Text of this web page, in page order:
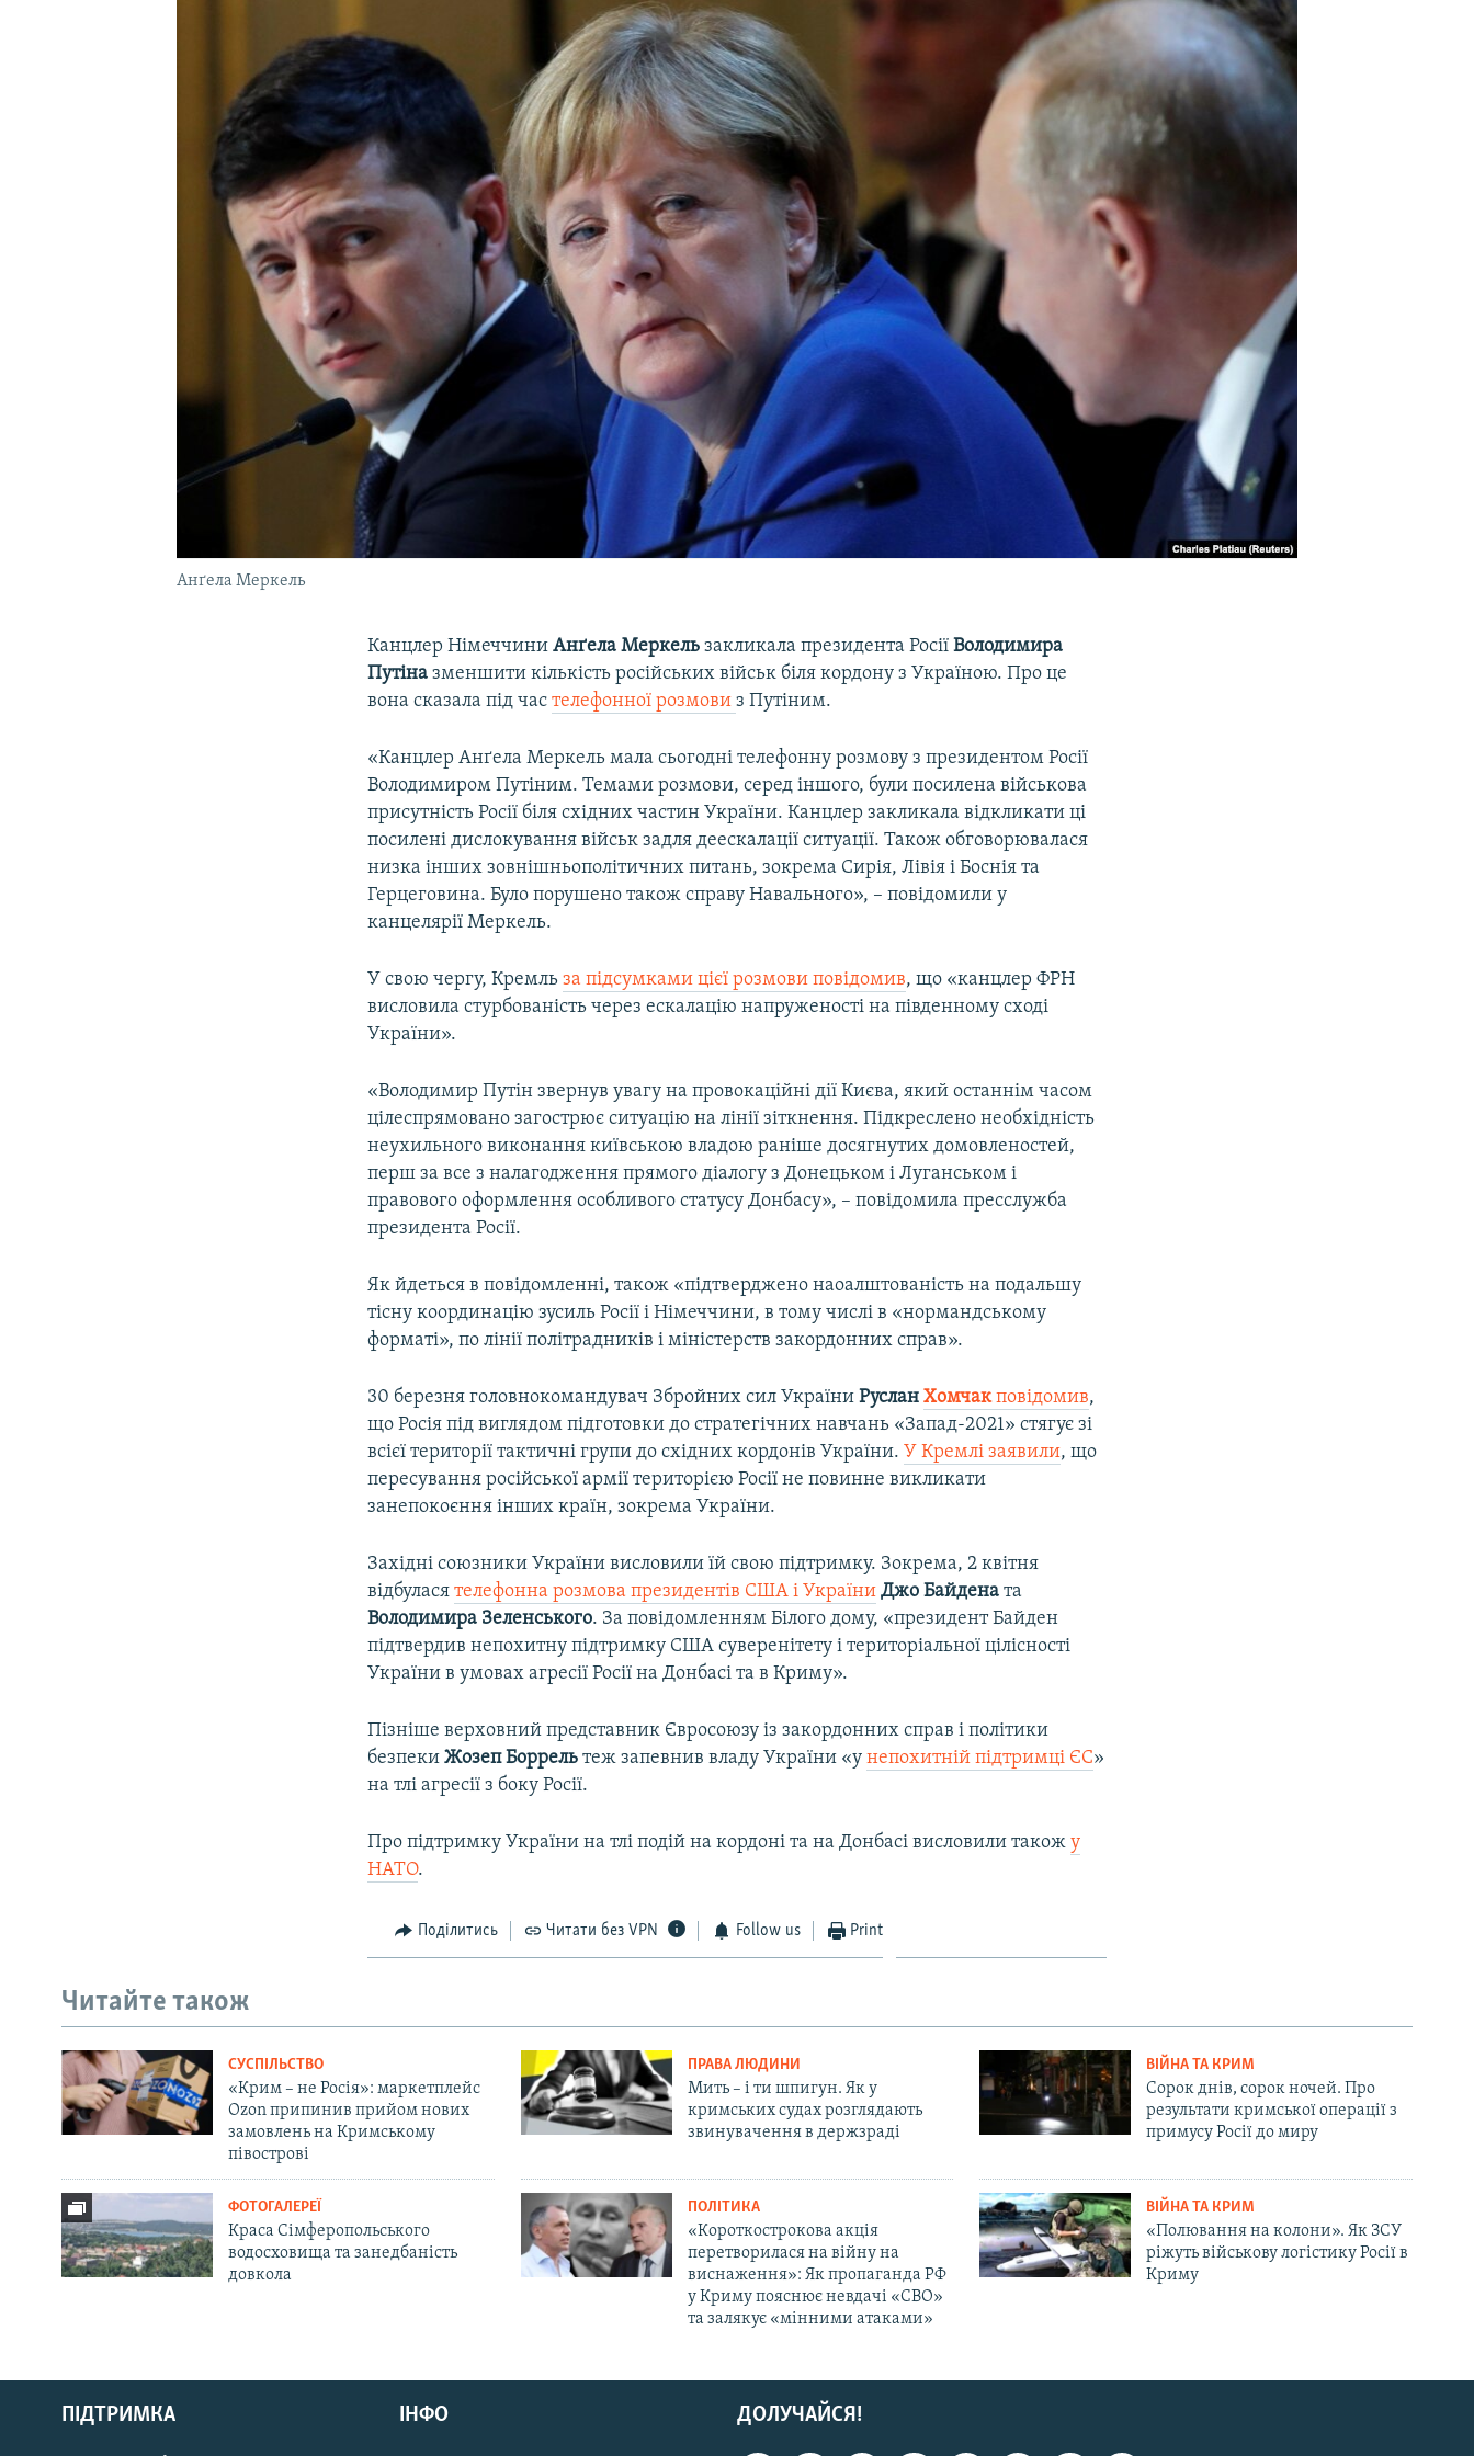
Русский
Qırımtatar
Анґела Меркель
Канцлер НімеччиниАнґела Меркель закликала президента РосіїВолодимира
Путіна зменшити кількість російських військ біля кордону з Україною. Про це
вона сказала під частелефонної розмовиз Путіним.
«Канцлер Анґела Меркель мала сьогодні телефонну розмову з президентом Росії
Володимиром Путіним. Темами розмови, серед іншого, були посилена військова
присутність Росії біля східних частин України. Канцлер закликала відкликати ці
посилені дислокування військ задля деескалації ситуації. Також обговорювалася
низка інших зовнішньополітичних питань, зокрема Сирія, Лівія і Боснія та
Герцеговина. Було порушено також справу Навального», – повідомили у
канцелярії Меркель.
У свою чергу, Кремльза підсумками цієї розмови повідомив, що «канцлер ФРН
висловила стурбованість через ескалацію напруженості на південному сході
України».
«Володимир Путін звернув увагу на провокаційні дії Києва, який останнім часом
цілеспрямовано загострює ситуацію на лінії зіткнення. Підкреслено необхідність
неухильного виконання київською владою раніше досягнутих домовленостей,
перш за все з налагодження прямого діалогу з Донецьком і Луганськом і
правового оформлення особливого статусу Донбасу», – повідомила пресслужба
президента Росії.
Як йдеться в повідомленні, також «підтверджено наоалштованість на подальшу
тісну координацію зусиль Росії і Німеччини, в тому числі в «нормандському
форматі», по лінії політрадників і міністерств закордонних справ».
30 березня головнокомандувач Збройних сил УкраїниРусланХомчакповідомив,
що Росія під виглядом підготовки до стратегічних навчань «Запад-2021» стягує зі
всієї території тактичні групи до східних кордонів України.У Кремлі заявили, що
пересування російської армії територією Росії не повинне викликати
занепокоєння інших країн, зокрема України.
Західні союзники України висловили їй свою підтримку. Зокрема, 2 квітня
відбуласятелефонна розмова президентів США і України Джо Байдената
Володимира Зеленського. За повідомленням Білого дому, «президент Байден
підтвердив непохитну підтримку США суверенітету і територіальної цілісності
України в умовах агресії Росії на Донбасі та в Криму».
Пізніше верховний представник Євросоюзу із закордонних справ і політики
безпекиЖозеп Боррель теж запевнив владу України «унепохитній підтримці ЄС»
на тлі агресії з боку Росії.
Про підтримку України на тлі подій на кордоні та на Донбасі висловили такожу
НАТО.
Поділитись Читати без VPN Follow us Print
Читайте також
СУСПІЛЬСТВО
«Крим – не Росія»: маркетплейс
Ozon припинив прийом нових
замовлень на Кримському
півострові
ПРАВА ЛЮДИНИ
Мить – і ти шпигун. Як у
кримських судах розглядають
звинувачення в держзраді
ВІЙНА ТА КРИМ
Сорок днів, сорок ночей. Про
результати кримської операції з
примусу Росії до миру
ФОТОГАЛЕРЕЇ
Краса Сімферопольського
водосховища та занедбаність
довкола
ПОЛІТИКА
«Короткострокова акція
перетворилася на війну на
виснаження»: Як пропаганда РФ
у Криму пояснює невдачі «СВО»
та залякує «мінними атаками»
ВІЙНА ТА КРИМ
«Полювання на колони». Як ЗСУ
ріжуть військову логістику Росії в
Криму
ДОЛУЧАЙСЯ!
ПІДТРИМКА ІНФО